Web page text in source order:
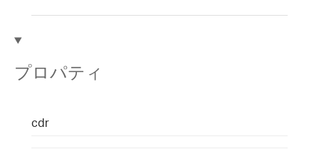
プロパティ
cdr